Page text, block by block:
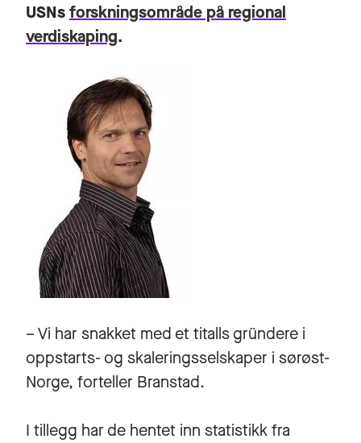
USNsforskningsområde på regional
verdiskaping.
– Vi har snakket med et titalls gründere i
oppstarts- og skaleringsselskaper i sørøst-
Norge, forteller Branstad.
I tillegg har de hentet inn statistikk fra